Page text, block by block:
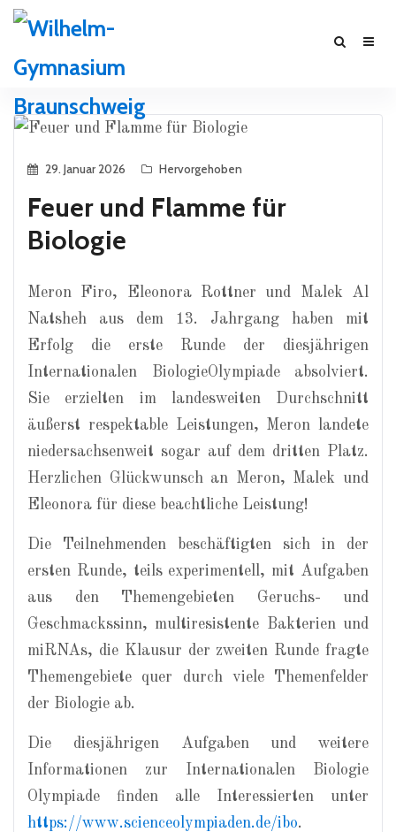
29. Januar 2026 Hervorgehoben
Feuer und Flamme für
Biologie
Meron Firo, Eleonora Rottner und Malek Al
Natsheh aus dem 13. Jahrgang haben mit
Erfolg die erste Runde der diesjährigen
Internationalen BiologieOlympiade absolviert.
Sie erzielten im landesweiten Durchschnitt
äußerst respektable Leistungen, Meron landete
niedersachsenweit sogar auf dem dritten Platz.
Herzlichen Glückwunsch an Meron, Malek und
Eleonora für diese beachtliche Leistung!
Die Teilnehmenden beschäftigten sich in der
ersten Runde, teils experimentell, mit Aufgaben
aus den Themengebieten Geruchs- und
Geschmackssinn, multiresistente Bakterien und
miRNAs, die Klausur der zweiten Runde fragte
Themengebiete quer durch viele Themenfelder
der Biologie ab.
Die diesjährigen Aufgaben und weitere
Informationen zur Internationalen Biologie
Olympiade finden alle Interessierten unter
https://www.scienceolympiaden.de/ibo.